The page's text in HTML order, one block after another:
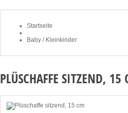
Startseite
Baby / Kleinkinder
PLÜSCHAFFE SITZEND, 15